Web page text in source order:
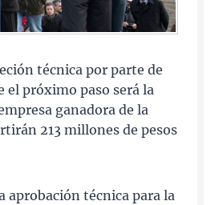
técnica por parte de
el próximo paso será la
ganadora de la
213 millones de pesos
aprobación técnica para la